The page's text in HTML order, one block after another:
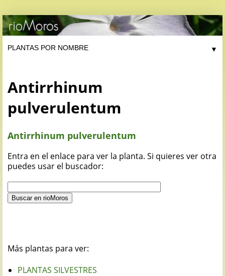
▼
Antirrhinum
pulverulentum
Antirrhinum pulverulentum
Entra en el enlace para ver la planta. Si quieres ver otra
puedes usar el buscador:
Más plantas para ver:
PLANTAS SILVESTRES